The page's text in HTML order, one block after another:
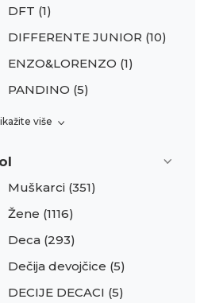
DFT (1)
DIFFERENTE JUNIOR (10)
ENZO&LORENZO (1)
PANDINO (5)
više
Muškarci (351)
Žene (1116)
Deca (293)
Dečija devojčice (5)
DECIJE DECACI (5)